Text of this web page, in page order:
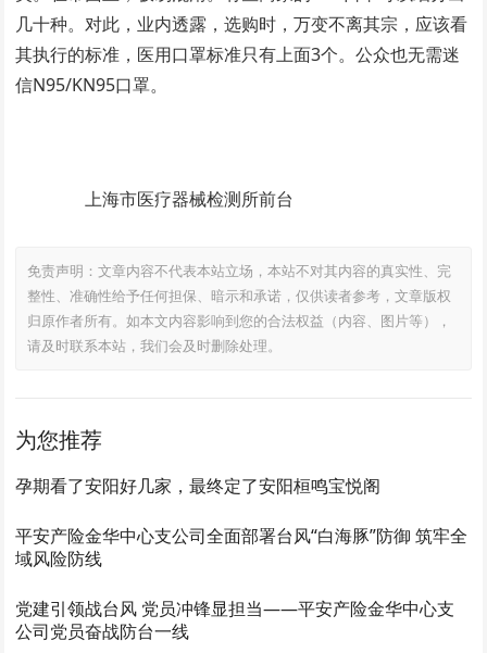
几十种。对此，业内透露，选购时，万变不离其宗，应该看
其执行的标准，医用口罩标准只有上面3个。公众也无需迷
信N95/KN95口罩。
上海市医疗器械检测所前台
免责声明：文章内容不代表本站立场，本站不对其内容的真实性、完
整性、准确性给予任何担保、暗示和承诺，仅供读者参考，文章版权
归原作者所有。如本文内容影响到您的合法权益（内容、图片等），
请及时联系本站，我们会及时删除处理。
为您推荐
孕期看了安阳好几家，最终定了安阳桓鸣宝悦阁
平安产险金华中心支公司全面部署台风“白海豚”防御 筑牢全
域风险防线
党建引领战台风 党员冲锋显担当——平安产险金华中心支
公司党员奋战防台一线